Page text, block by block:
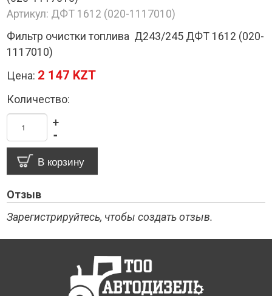
Артикул: ДФТ 1612 (020-1117010)
Фильтр очистки топлива Д243/245 ДФТ 1612 (020-
1117010)
Цена: 2 147 KZT
Количество:
-
+
Отзыв
Зарегистрируйтесь, чтобы создать отзыв.